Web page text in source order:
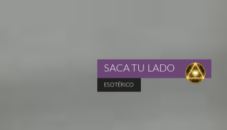
ESOTÉRICO
SACA TU LADO